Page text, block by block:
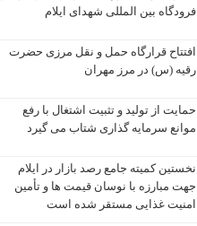
فرودگاه بین المللی شهدای ایلام
افتتاح قرارگاه حمل‌ و نقل مرزی حضرت
رقیه (س) در مرز مهران
حمایت از تولید و تثبیت اشتغال با رفع
موانع سرمایه‌ گذاری شتاب می‌ گیرد
نخستین کمیته جامع رصد بازار در ایلام
جهت مبارزه با نوسان قیمت‌ ها و تأمین
امنیت غذایی مستقر شده است